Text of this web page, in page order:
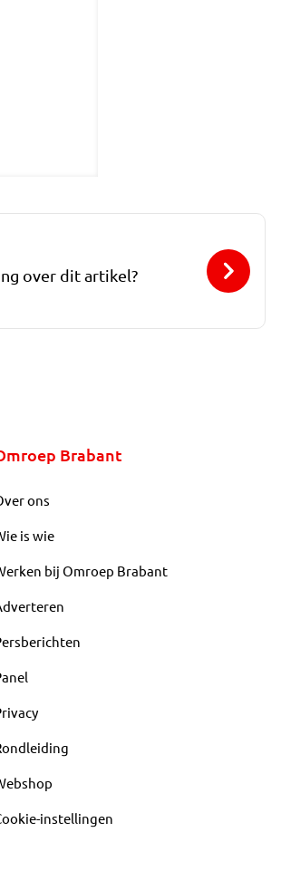
over dit artikel?
Brabant
ons
is wie
bij Omroep Brabant
instellingen